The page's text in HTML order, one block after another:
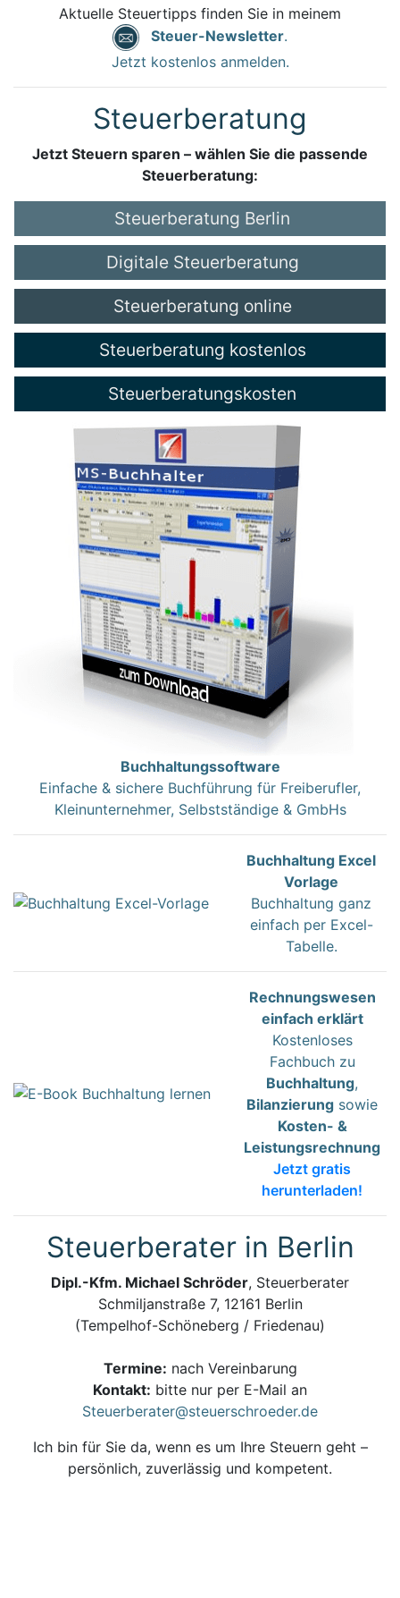
Aktuelle Steuertipps finden Sie in meinem
Steuer-Newsletter.
Jetzt kostenlos anmelden.
Steuerberatung
Jetzt Steuern sparen – wählen Sie die passende
Steuerberatung:
Steuerberatung Berlin
Digitale Steuerberatung
Steuerberatung online
Steuerberatung kostenlos
Steuerberatungskosten
Buchhaltungssoftware
Einfache & sichere Buchführung für Freiberufler,
Kleinunternehmer, Selbstständige & GmbHs
Buchhaltung Excel
Vorlage
Buchhaltung ganz
einfach per Excel-
Tabelle.
Rechnungswesen
einfach erklärt
Kostenloses
Fachbuch zu
Buchhaltung,
Bilanzierung sowie
Kosten- &
Leistungsrechnung
Jetzt gratis
herunterladen!
Steuerberater in Berlin
Dipl.-Kfm. Michael Schröder, Steuerberater
Schmiljanstraße 7, 12161 Berlin
(Tempelhof-Schöneberg / Friedenau)
Termine: nach Vereinbarung
Kontakt: bitte nur per E-Mail an
Steuerberater@steuerschroeder.de
Ich bin für Sie da, wenn es um Ihre Steuern geht –
persönlich, zuverlässig und kompetent.